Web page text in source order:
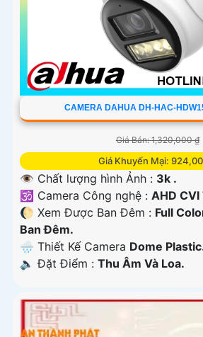
CAMERA DAHUA DH-HAC-
Giá Bán: 1,320,000 ₫
Giá Khuyến Mại:
👁 Chất lượng hình Ảnh : 3k .
🕉️ Camera Công nghệ : AHD CVI
🌔 Xem Được Ban Đêm : Full
Ban Ðêm.
🌧️ Thiết Kế Camera Dome
️🔈 Đặt Điểm : Thu Âm Và Loa.